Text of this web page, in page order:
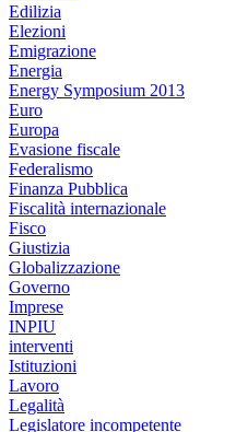
Edilizia
Elezioni
Emigrazione
Energia
Energy Symposium 2013
Euro
Europa
Evasione fiscale
Federalismo
Finanza Pubblica
Fiscalità internazionale
Fisco
Giustizia
Globalizzazione
Governo
Imprese
INPIU
interventi
Istituzioni
Lavoro
Legalità
Legislatore incompetente